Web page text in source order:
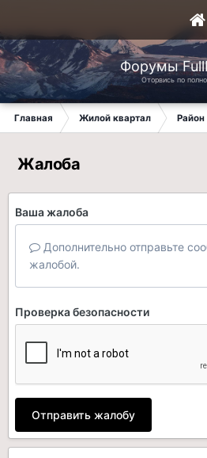
Форумы
Оторвись по
Главная Жилой квартал
Жалоба
Ваша жалоба
Дополнительно отправьте
жалобой.
Проверка безопасности
Отправить жалобу